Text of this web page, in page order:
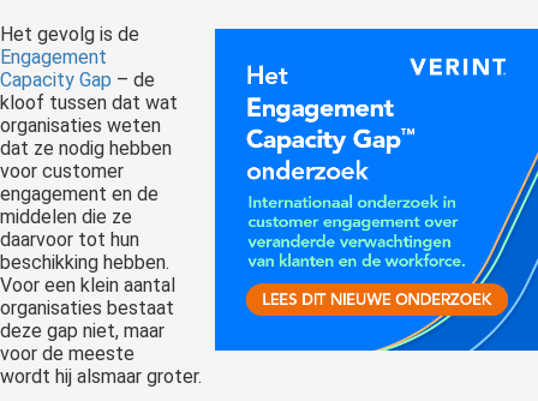
Het gevolg is de
Engagement
Capacity Gap – de
kloof tussen dat wat
organisaties weten
dat ze nodig hebben
voor customer
engagement en de
middelen die ze
daarvoor tot hun
beschikking hebben.
Voor een klein aantal
organisaties bestaat
deze gap niet, maar
voor de meeste
wordt hij alsmaar groter.